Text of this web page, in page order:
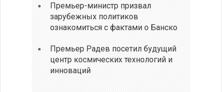
Премьер-министр призвал
зарубежных политиков
ознакомиться с фактами о Банско
Премьер Радев посетил будущий
центр космических технологий и
инноваций